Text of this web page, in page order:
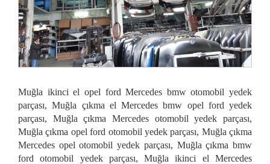
Muğla ikinci el opel ford Mercedes bmw otomobil yedek
parçası, Muğla çıkma el Mercedes bmw opel ford yedek
parçası, Muğla çıkma Mercedes otomobil yedek parçası,
Muğla çıkma opel ford otomobil yedek parçası, Muğla çıkma
Mercedes opel otomobil yedek parçası, Muğla çıkma bmw
ford otomobil yedek parçası, Muğla ikinci el Mercedes